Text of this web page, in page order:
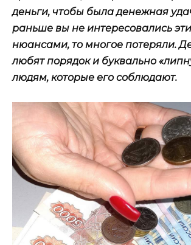
деньги, чтобы была денежная
раньше вы не интересовались
нюансами, то многое потеряли.
любят порядок и буквально
людям, которые его соблюдают.